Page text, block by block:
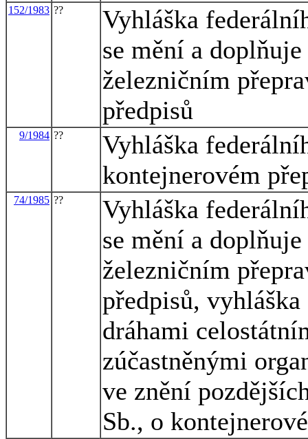
152/1983 ??
Vyhláška
se mění a
železničním
předpisů
9/1984 ??
Vyhláška
kontejnerovém
74/1985 ??
Vyhláška
se mění a
železničním
předpisů,
dráhami
zúčastněnými
ve znění
Sb., o